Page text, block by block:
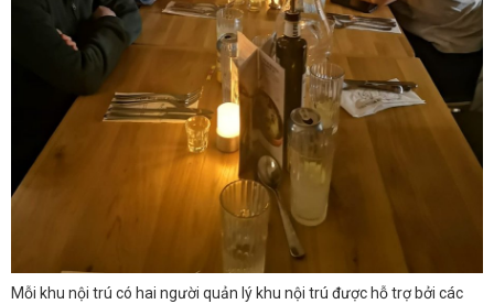
Mỗi khu nội trú có hai người quản lý khu nội trú được hỗ trợ bởi các